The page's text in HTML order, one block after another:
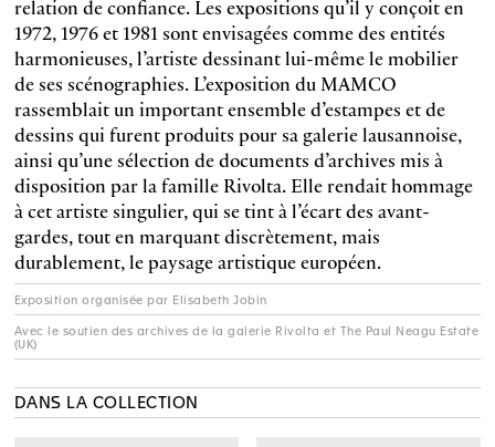
relation de confiance. Les expositions qu’il y conçoit en
1972, 1976 et 1981 sont envisagées comme des entités
harmonieuses, l’artiste dessinant lui-même le mobilier
de ses scénographies. L’exposition du MAMCO
rassemblait un important ensemble d’estampes et de
dessins qui furent produits pour sa galerie lausannoise,
ainsi qu’une sélection de documents d’archives mis à
disposition par la famille Rivolta. Elle rendait hommage
à cet artiste singulier, qui se tint à l’écart des avant-
gardes, tout en marquant discrètement, mais
durablement, le paysage artistique européen.
Exposition organisée par Elisabeth Jobin
Avec le soutien des archives de la galerie Rivolta et The Paul Neagu Estate
(UK)
DANS LA COLLECTION